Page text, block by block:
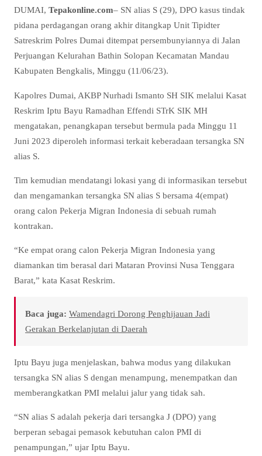
DUMAI, Tepakonline.com– SN alias S (29), DPO kasus tindak
pidana perdagangan orang akhir ditangkap Unit Tipidter
Satreskrim Polres Dumai ditempat persembunyiannya di Jalan
Perjuangan Kelurahan Bathin Solopan Kecamatan Mandau
Kabupaten Bengkalis, Minggu (11/06/23).
Kapolres Dumai, AKBP Nurhadi Ismanto SH SIK melalui Kasat
Reskrim Iptu Bayu Ramadhan Effendi STrK SIK MH
mengatakan, penangkapan tersebut bermula pada Minggu 11
Juni 2023 diperoleh informasi terkait keberadaan tersangka SN
alias S.
Tim kemudian mendatangi lokasi yang di informasikan tersebut
dan mengamankan tersangka SN alias S bersama 4(empat)
orang calon Pekerja Migran Indonesia di sebuah rumah
kontrakan.
“Ke empat orang calon Pekerja Migran Indonesia yang
diamankan tim berasal dari Mataran Provinsi Nusa Tenggara
Barat,” kata Kasat Reskrim.
Baca juga: Wamendagri Dorong Penghijauan Jadi
Gerakan Berkelanjutan di Daerah
Iptu Bayu juga menjelaskan, bahwa modus yang dilakukan
tersangka SN alias S dengan menampung, menempatkan dan
memberangkatkan PMI melalui jalur yang tidak sah.
“SN alias S adalah pekerja dari tersangka J (DPO) yang
berperan sebagai pemasok kebutuhan calon PMI di
penampungan,” ujar Iptu Bayu.